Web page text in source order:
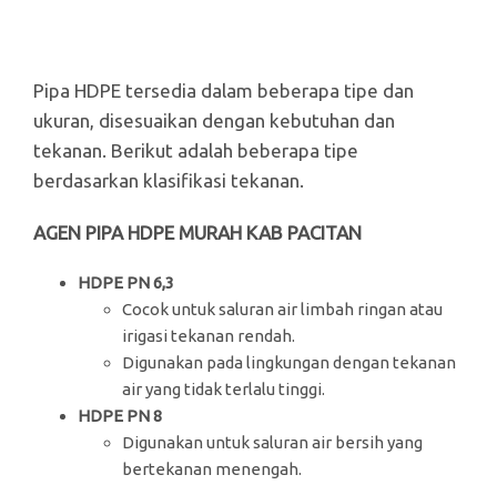
Pipa HDPE tersedia dalam beberapa tipe dan
ukuran, disesuaikan dengan kebutuhan dan
tekanan. Berikut adalah beberapa tipe
berdasarkan klasifikasi tekanan.
AGEN PIPA HDPE MURAH KAB PACITAN
HDPE PN 6,3
Cocok untuk saluran air limbah ringan atau
irigasi tekanan rendah.
Digunakan pada lingkungan dengan tekanan
air yang tidak terlalu tinggi.
HDPE PN 8
Digunakan untuk saluran air bersih yang
bertekanan menengah.